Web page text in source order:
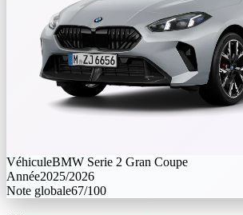
VéhiculeBMW Serie 2 Gran Coupe
Année2025/2026
Note globale67/100